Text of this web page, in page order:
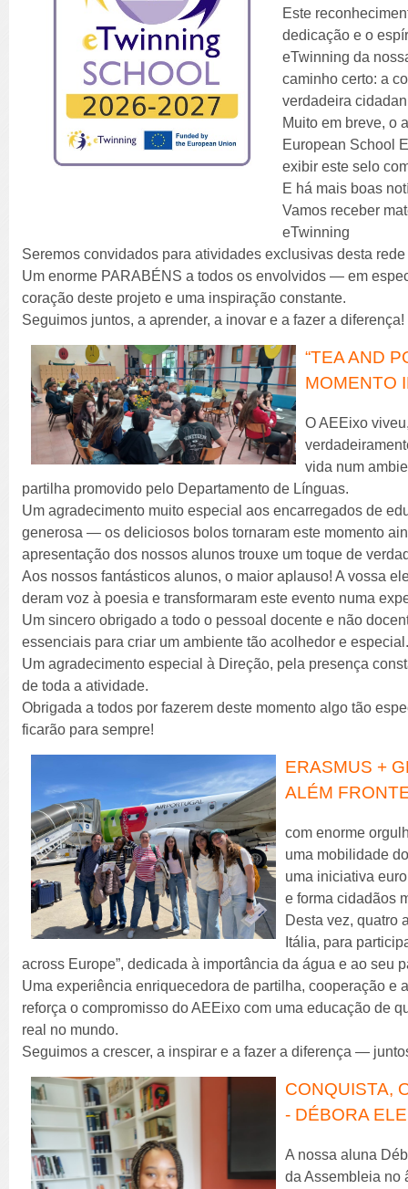
Este
dedicação e o
eTwinning da
caminho certo: a
verdadeira
Muito em breve, o
European School
exibir este selo
E há mais boas
Vamos receber
eTwinning
Seremos convidados para atividades exclusivas desta
Um enorme PARABÉNS a todos os envolvidos — em
coração deste projeto e uma inspiração constante.
Seguimos juntos, a aprender, a inovar e a fazer a diferença!
“TEA AND
MOMENTO
O AEEixo
vida num
partilha promovido pelo Departamento de Línguas.
Um agradecimento muito especial aos encarregados de
generosa — os deliciosos bolos tornaram este momento
apresentação dos nossos alunos trouxe um toque de
Aos nossos fantásticos alunos, o maior aplauso! A vossa
deram voz à poesia e transformaram este evento numa
Um sincero obrigado a todo o pessoal docente e não
essenciais para criar um ambiente tão acolhedor e
Um agradecimento especial à Direção, pela presença
de toda a atividade.
Obrigada a todos por fazerem deste momento algo tão
ficarão para sempre!
ERASMUS +
ALÉM
com enorme
uma mobilidade
uma iniciativa
e forma cidadãos
Desta vez, quatro
Itália, para
across Europe”, dedicada à importância da água e ao seu
Uma experiência enriquecedora de partilha, cooperação e
reforça o compromisso do AEEixo com uma educação de
real no mundo.
Seguimos a crescer, a inspirar e a fazer a diferença —
CONQUISTA,
- DÉBORA
A nossa aluna
da Assembleia no